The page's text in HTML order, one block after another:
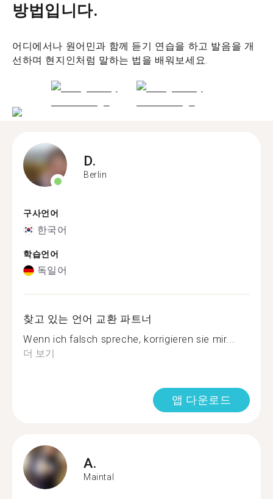
방법입니다.
어디에서나 원어민과 함께 듣기 연습을 하고 발음을 개
선하며 현지인처럼 말하는 법을 배워보세요.
D.
Berlin
구사언어
한국어
학습언어
독일어
찾고 있는 언어 교환 파트너
Wenn ich falsch spreche, korrigieren sie mir...
더 보기
앱 다운로드
A.
Maintal